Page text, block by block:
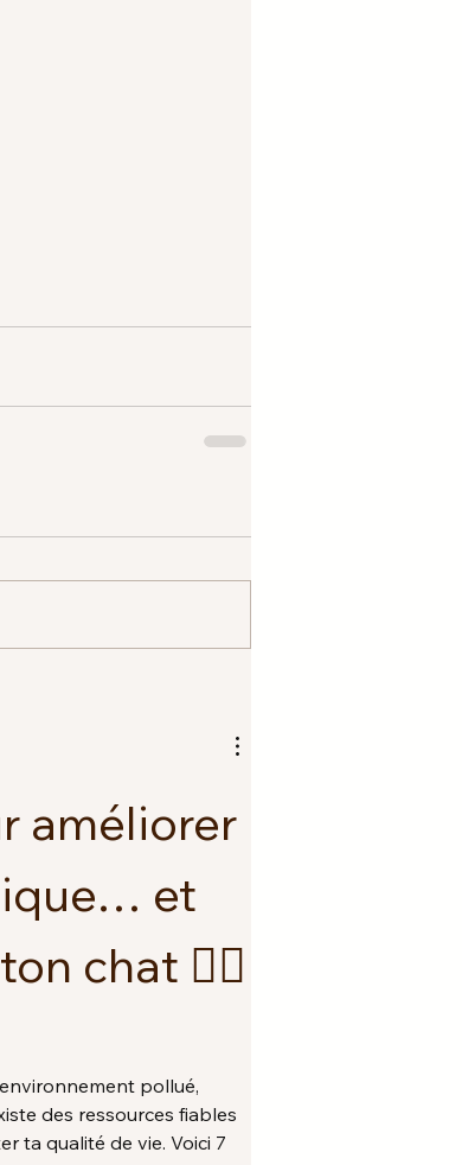
améliorer
et
chat 🧘‍♂️
pollué,
des ressources fiables
ta qualité de vie. Voici 7